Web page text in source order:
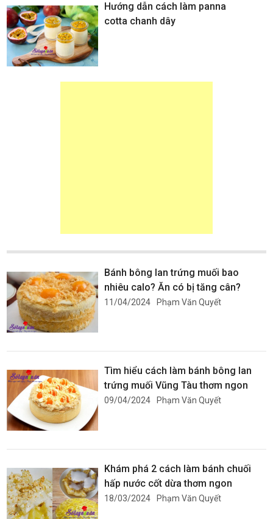
Hướng dẫn cách làm panna
cotta chanh dây
Bánh bông lan trứng muối bao
nhiêu calo? Ăn có bị tăng cân?
11/04/2024 Phạm Văn Quyết
Tìm hiểu cách làm bánh bông lan
trứng muối Vũng Tàu thơm ngon
09/04/2024 Phạm Văn Quyết
Khám phá 2 cách làm bánh chuối
hấp nước cốt dừa thơm ngon
18/03/2024 Phạm Văn Quyết